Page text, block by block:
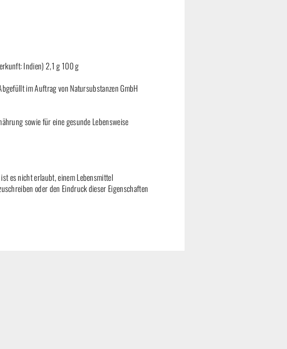
Indien) 2,1 g 100 g
im Auftrag von Natursubstanzen GmbH
sowie für eine gesunde Lebensweise
es nicht erlaubt, einem Lebensmittel
oder den Eindruck dieser Eigenschaften